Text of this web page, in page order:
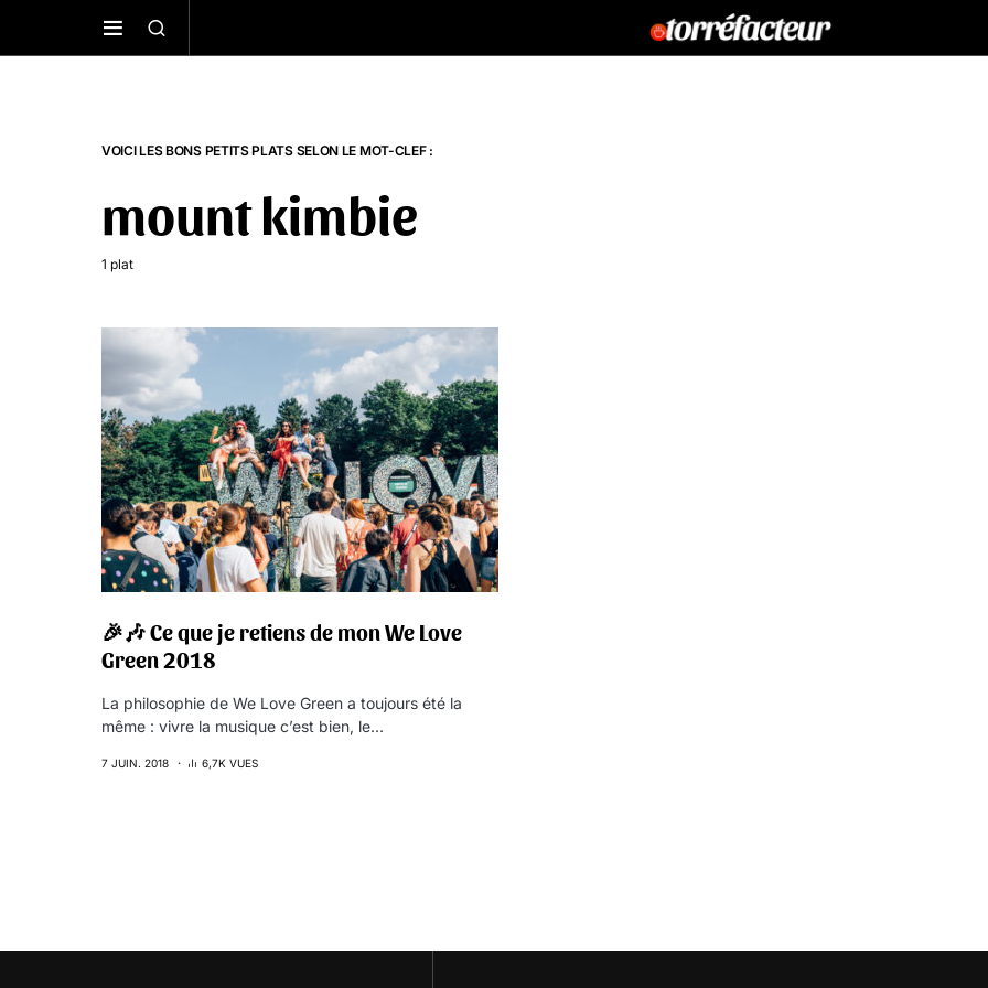
VOICI LES BONS PETITS PLATS SELON LE MOT-CLEF :
mount kimbie
1 plat
🎉🎶 Ce que je retiens de mon We Love
Green 2018
La philosophie de We Love Green a toujours été la
même : vivre la musique c’est bien, le…
7 JUIN. 2018 6,7K VUES